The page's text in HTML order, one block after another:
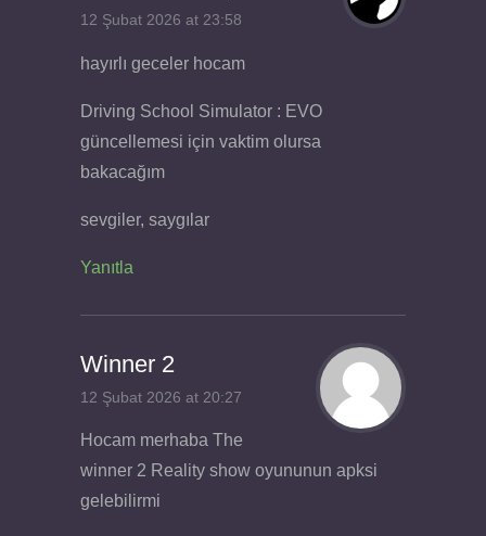
12 Şubat 2026 at 23:58
hayırlı geceler hocam
Driving School Simulator : EVO
güncellemesi için vaktim olursa
bakacağım
sevgiler, saygılar
Yanıtla
Winner 2
12 Şubat 2026 at 20:27
Hocam merhaba The
winner 2 Reality show oyununun apksi
gelebilirmi